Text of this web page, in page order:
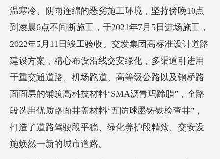
温寒冷、阴雨连绵的恶劣施工环境，坚持傍晚10点
到凌晨6点不间断施工，于2021年7月5日进场施工，
2022年5月11日竣工验收。交发集团高标准设计道路
建设方案，精心布设沿线交安绿化，多渠道引进用
于重交通道路、机场跑道、高等级公路以及钢桥路
面面层的铺筑高科技材料“SMA沥青玛蹄脂”，全路
段选用优质路面井盖材料“五防球墨铸铁检查井”，
打造了道路驾驶段平稳、绿化养护段精致、交安设
施焕然一新的城市道路。